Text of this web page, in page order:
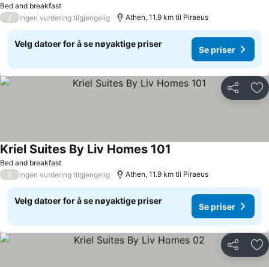
Bed and breakfast
/ Ingen vurdering tilgjengelig Athen, 11.9 km til Piraeus
Velg datoer for å se nøyaktige priser
Se priser
Del
Bed and breakfast
Kriel Suites By Liv Homes 101
/ Ingen vurdering tilgjengelig Athen, 11.9 km til Piraeus
Velg datoer for å se nøyaktige priser
Se priser
Del